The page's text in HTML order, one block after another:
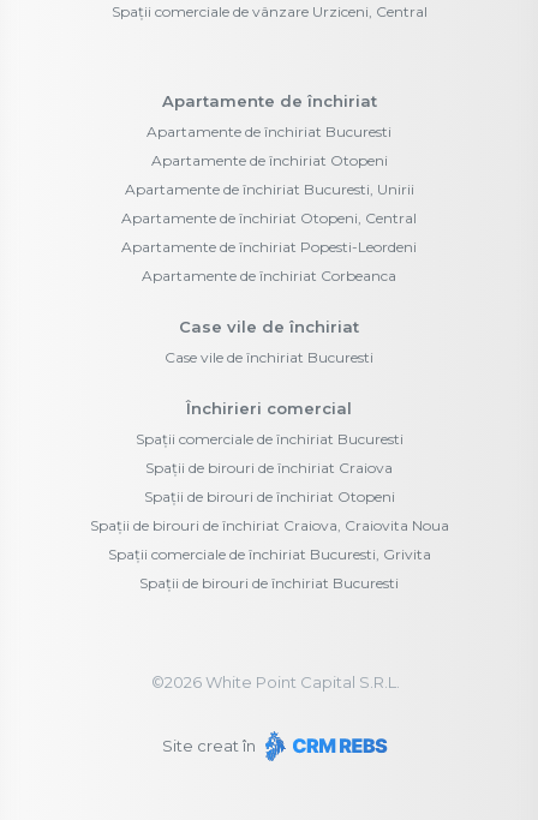
Spații comerciale de vânzare Urziceni, Central
Apartamente de închiriat
Apartamente de închiriat Bucuresti
Apartamente de închiriat Otopeni
Apartamente de închiriat Bucuresti, Unirii
Apartamente de închiriat Otopeni, Central
Apartamente de închiriat Popesti-Leordeni
Apartamente de închiriat Corbeanca
Case vile de închiriat
Case vile de închiriat Bucuresti
Închirieri comercial
Spații comerciale de închiriat Bucuresti
Spații de birouri de închiriat Craiova
Spații de birouri de închiriat Otopeni
Spații de birouri de închiriat Craiova, Craiovita Noua
Spații comerciale de închiriat Bucuresti, Grivita
Spații de birouri de închiriat Bucuresti
©2026White Point Capital S.R.L.
Site creat în